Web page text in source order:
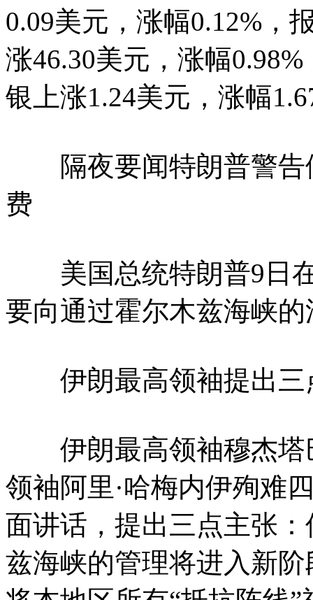
0.09美元，涨幅0.12%，
涨46.30美元，涨幅
银上涨1.24美元，涨幅
隔夜要闻特朗普警告
费
美国总统特朗普9日在
要向通过霍尔木兹海峡
伊朗最高领袖提出三
伊朗最高领袖穆杰塔
领袖阿里·哈梅内伊殉难
面讲话，提出三点主张
兹海峡的管理将进入新